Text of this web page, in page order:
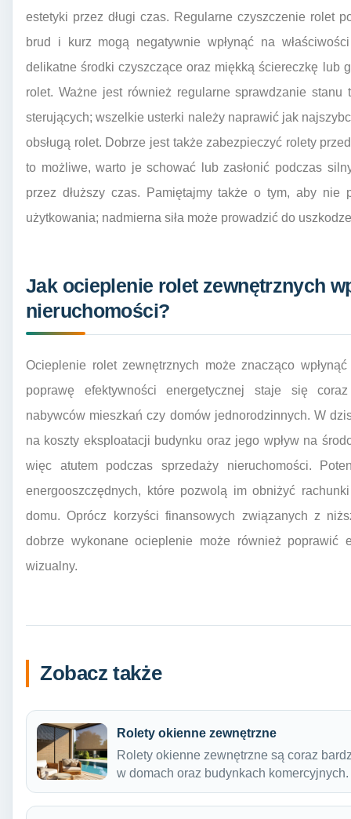
estetyki przez długi czas. Regularne czyszczenie rolet
brud i kurz mogą negatywnie wpłynąć na
delikatne środki czyszczące oraz miękką ściereczkę lub
rolet. Ważne jest również regularne sprawdzanie stanu
sterujących; wszelkie usterki należy naprawić jak
obsługą rolet. Dobrze jest także zabezpieczyć rolety
to możliwe, warto je schować lub zasłonić podczas
przez dłuższy czas. Pamiętajmy także o tym, aby nie
użytkowania; nadmierna siła może prowadzić do
Jak ocieplenie rolet zewnętrznych
nieruchomości?
Ocieplenie rolet zewnętrznych może znacząco
poprawę efektywności energetycznej staje się
nabywców mieszkań czy domów jednorodzinnych. W
na koszty eksploatacji budynku oraz jego wpływ na
więc atutem podczas sprzedaży nieruchomości.
energooszczędnych, które pozwolą im obniżyć
domu. Oprócz korzyści finansowych związanych z
dobrze wykonane ocieplenie może również poprawić
wizualny.
Zobacz także
Rolety okienne zewnętrzne
Rolety okienne zewnętrzne są coraz
w domach oraz budynkach